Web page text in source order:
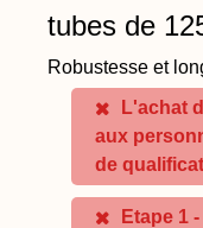
tubes de
Robustesse et
L'achat
aux
de
Etape 1 -